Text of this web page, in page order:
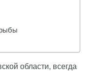
области, всегда